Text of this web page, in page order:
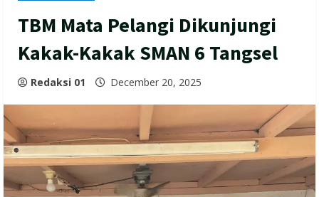
TBM Mata Pelangi Dikunjungi
Kakak-Kakak SMAN 6 Tangsel
Redaksi 01 December 20, 2025